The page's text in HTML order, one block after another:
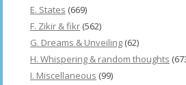
E. States (669)
F. Zikir & fikr (562)
G. Dreams & Unveiling (62)
H. Whispering & random thoughts
I. Miscellaneous (99)